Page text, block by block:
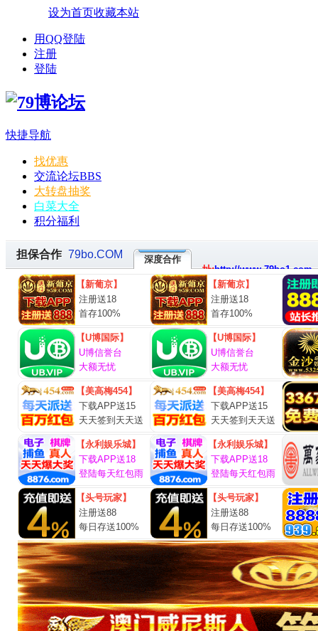
设为首页收藏本站
用QQ登陆
注册
登陆
快捷导航
找优惠
交流论坛BBS
大转盘抽奖
白菜大全
积分福利